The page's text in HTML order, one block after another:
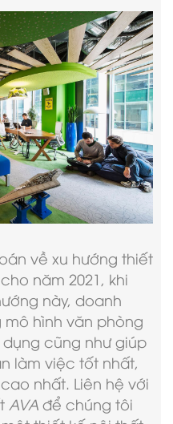
về xu hướng thiết
năm 2021, khi
này, doanh
mô hình văn phòng
cũng như giúp
làm việc tốt nhất,
nhất. Liên hệ với
AVA để chúng tôi